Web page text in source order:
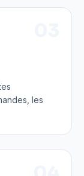
les